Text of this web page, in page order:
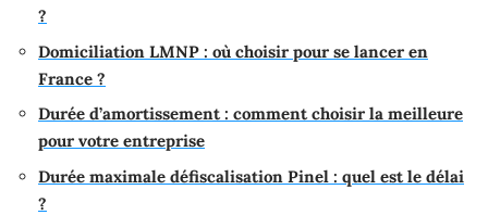
?
Domiciliation LMNP : où choisir pour se lancer en
France ?
Durée d’amortissement : comment choisir la meilleure
pour votre entreprise
Durée maximale défiscalisation Pinel : quel est le délai
?